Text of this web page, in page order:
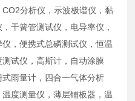
分析仪，示波极谱仪，黏
干簧管测试仪，电导率仪，
，便携式总磷测试仪，恒温
试仪，高斯计，自动涂膜
雨量计，四合一气体分析
度测量仪，薄层铺板器，温